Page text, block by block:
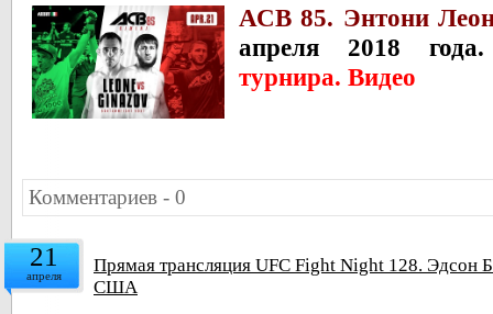
АСВ 85. Энтони
апреля 2018
турнира. Видео
Комментариев - 0
21
апреля
Прямая трансляция UFC Fight Night 128. Эдсон
США